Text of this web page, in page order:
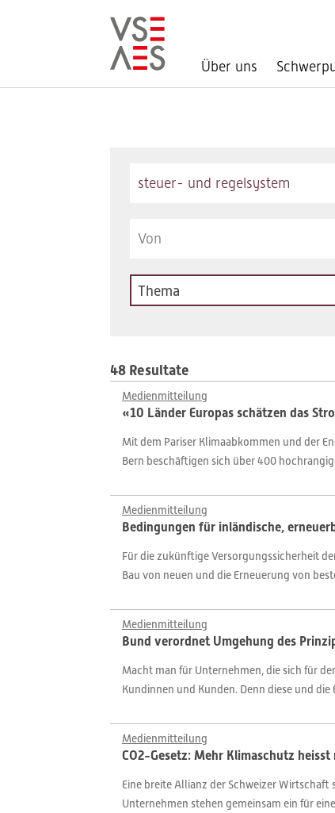
Über uns
Thema
48 Resultate
Medienmitteilung
«10 Länder Europas schätzen das
Mit dem Pariser Klimaabkommen und der
Bern beschäftigen sich über 400
Medienmitteilung
Bedingungen für inländische,
Für die zukünftige Versorgungssicherheit
Bau von neuen und die Erneuerung von
Medienmitteilung
Bund verordnet Umgehung des
Macht man für Unternehmen, die sich für
Kundinnen und Kunden. Denn diese und die
Medienmitteilung
CO2-Gesetz: Mehr Klimaschutz
Eine breite Allianz der Schweizer
Unternehmen stehen gemeinsam ein für